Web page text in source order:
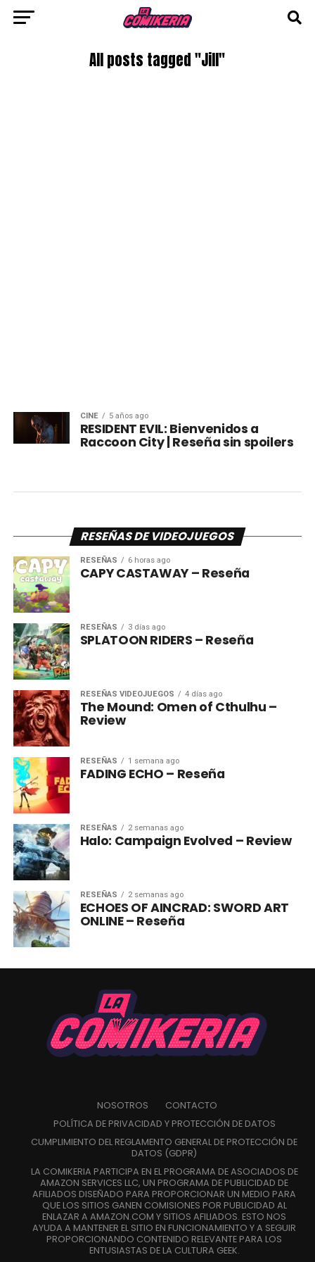
All posts tagged "Jill"
CINE 5 años ago
RESIDENT EVIL: Bienvenidos a
Raccoon City | Reseña sin spoilers
RESEÑAS DE VIDEOJUEGOS
RESEÑAS 6 horas ago
CAPY CASTAWAY – Reseña
RESEÑAS 3 días ago
SPLATOON RIDERS – Reseña
RESEÑAS VIDEOJUEGOS 4 días ago
The Mound: Omen of Cthulhu –
Review
RESEÑAS 1 semana ago
FADING ECHO – Reseña
RESEÑAS 2 semanas ago
Halo: Campaign Evolved – Review
RESEÑAS 2 semanas ago
ECHOES OF AINCRAD: SWORD ART
ONLINE – Reseña
NOSOTROS
CONTACTO
POLÍTICA DE PRIVACIDAD Y PROTECCIÓN DE DATOS
CUMPLIMIENTO DEL REGLAMENTO GENERAL DE PROTECCIÓN DE
DATOS (GDPR)
LA COMIKERIA PARTICIPA EN EL PROGRAMA DE ASOCIADOS DE
AMAZON SERVICES LLC, UN PROGRAMA DE PUBLICIDAD DE
AFILIADOS DISEÑADO PARA PROPORCIONAR UN MEDIO PARA
QUE LOS SITIOS GANEN COMISIONES POR PUBLICIDAD AL
ENLAZAR A AMAZON.COM Y SITIOS AFILIADOS. ESTO NOS
AYUDA A MANTENER EL SITIO EN FUNCIONAMIENTO Y A SEGUIR
PROPORCIONANDO CONTENIDO RELEVANTE PARA LOS
ENTUSIASTAS DE LA CULTURA GEEK.